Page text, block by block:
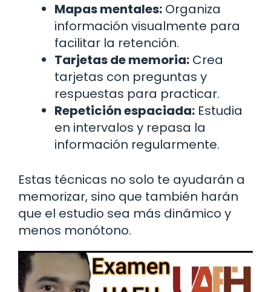
Mapas mentales: Organiza
información visualmente para
facilitar la retención.
Tarjetas de memoria: Crea
tarjetas con preguntas y
respuestas para practicar.
Repetición espaciada: Estudia
en intervalos y repasa la
información regularmente.
Estas técnicas no solo te ayudarán a
memorizar, sino que también harán
que el estudio sea más dinámico y
menos monótono.